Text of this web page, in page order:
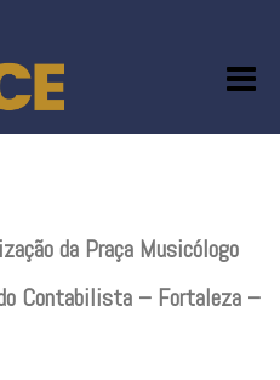
da Praça Musicólogo
Contabilista – Fortaleza –